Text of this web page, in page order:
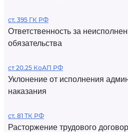
ст. 395 ГК РФ
Ответственность за
обязательства
ст 20.25 КоАП РФ
Уклонение от исполнения
наказания
ст. 81 ТК РФ
Расторжение трудового